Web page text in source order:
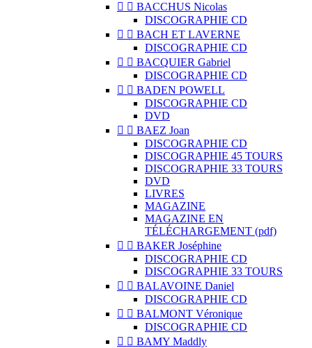
  BACCHUS Nicolas
DISCOGRAPHIE CD
  BACH ET LAVERNE
DISCOGRAPHIE CD
  BACQUIER Gabriel
DISCOGRAPHIE CD
  BADEN POWELL
DISCOGRAPHIE CD
DVD
  BAEZ Joan
DISCOGRAPHIE CD
DISCOGRAPHIE 45 TOURS
DISCOGRAPHIE 33 TOURS
DVD
LIVRES
MAGAZINE
MAGAZINE EN
TÉLÉCHARGEMENT (pdf)
  BAKER Joséphine
DISCOGRAPHIE CD
DISCOGRAPHIE 33 TOURS
  BALAVOINE Daniel
DISCOGRAPHIE CD
  BALMONT Véronique
DISCOGRAPHIE CD
  BAMY Maddly